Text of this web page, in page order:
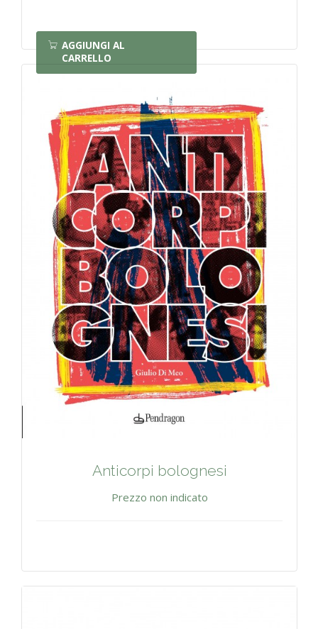
AGGIUNGI AL
CARRELLO
Anticorpi bolognesi
Prezzo non indicato